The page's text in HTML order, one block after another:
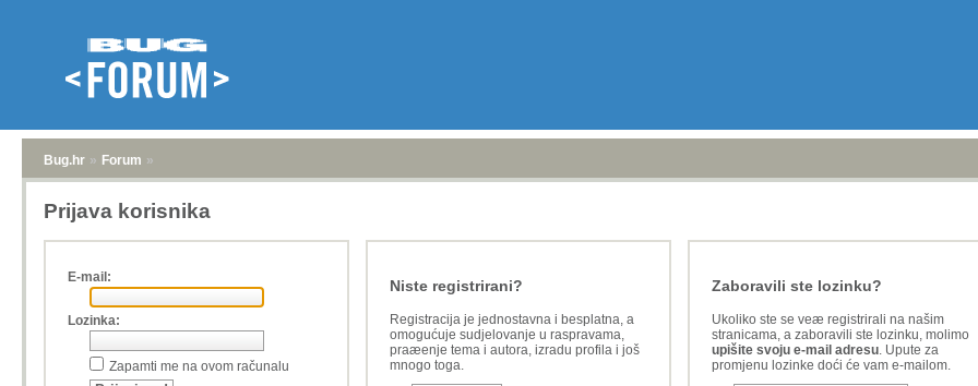
Bug.hr » Forum »
Prijava korisnika
E-mail:
Lozinka:
Zapamti me na ovom računalu
Niste registrirani?
Registracija je jednostavna i besplatna, a
omogućuje sudjelovanje u raspravama,
praæenje tema i autora, izradu profila i još
mnogo toga.
Zaboravili ste lozinku?
Ukoliko ste se veæ registrirali na našim
stranicama, a zaboravili ste lozinku, molimo
upišite svoju e-mail adresu. Upute za
promjenu lozinke doći će vam e-mailom.